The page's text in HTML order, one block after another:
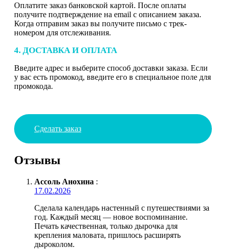
Оплатите заказ банковской картой. После оплаты
получите подтверждение на email с описанием заказа.
Когда отправим заказ вы получите письмо с трек-
номером для отслеживания.
4. ДОСТАВКА И ОПЛАТА
Введите адрес и выберите способ доставки заказа. Если
у вас есть промокод, введите его в специальное поле для
промокода.
Сделать заказ
Отзывы
Ассоль Анохина :
17.02.2026
Сделала календарь настенный с путешествиями за
год. Каждый месяц — новое воспоминание.
Печать качественная, только дырочка для
крепления маловата, пришлось расширять
дыроколом.